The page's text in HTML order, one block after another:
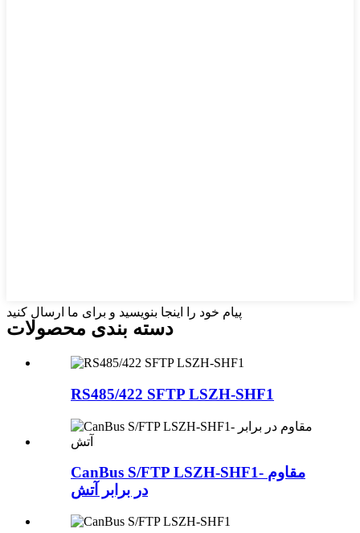
پیام خود را اینجا بنویسید و برای ما ارسال کنید
دسته بندی محصولات
RS485/422 SFTP LSZH-SHF1
CanBus S/FTP LSZH-SHF1- مقاوم
در برابر آتش